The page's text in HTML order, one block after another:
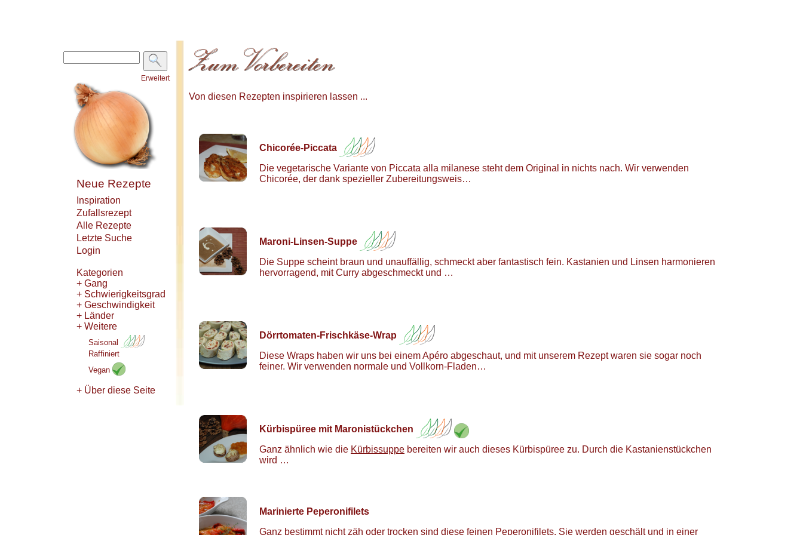
Erweitert
Neue Rezepte
Inspiration
Zufallsrezept
Alle Rezepte
Letzte Suche
Login
Kategorien
+ Gang
+ Schwierigkeitsgrad
+ Geschwindigkeit
+ Länder
+ Weitere
Saisonal
Raffiniert
Vegan
+ Über diese Seite
Von diesen Rezepten inspirieren lassen ...
Chicorée-Piccata
Die vegetarische Variante von Piccata alla milanese steht dem Original in nichts nach. Wir verwenden
Chicorée, der dank spezieller Zubereitungsweis…
Maroni-Linsen-Suppe
Die Suppe scheint braun und unauffällig, schmeckt aber fantastisch fein. Kastanien und Linsen harmonieren
hervorragend, mit Curry abgeschmeckt und …
Dörrtomaten-Frischkäse-Wrap
Diese Wraps haben wir uns bei einem Apéro abgeschaut, und mit unserem Rezept waren sie sogar noch
feiner. Wir verwenden normale und Vollkorn-Fladen…
Kürbispüree mit Maronistückchen
Ganz ähnlich wie die Kürbissuppe bereiten wir auch dieses Kürbispüree zu. Durch die Kastanienstückchen
wird …
Marinierte Peperonifilets
Ganz bestimmt nicht zäh oder trocken sind diese feinen Peperonifilets. Sie werden geschält und in einer